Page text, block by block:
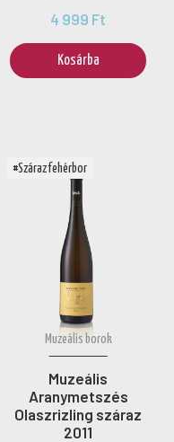
4 999 Ft
Kosárba
Muzeális borok
Muzeális
Aranymetszés
Olaszrizling száraz
2011
#Száraz fehérbor